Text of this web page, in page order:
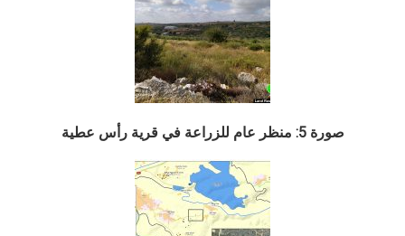
صورة 5: منظر عام للزراعة في قرية رأس عطية